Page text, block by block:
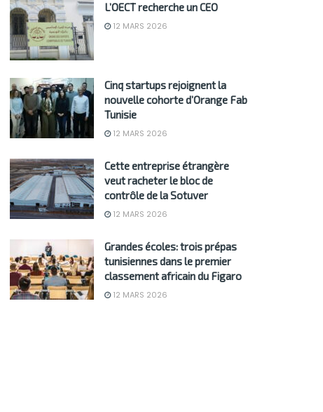
L’OECT recherche un CEO
12 MARS 2026
Cinq startups rejoignent la
nouvelle cohorte d’Orange Fab
Tunisie
12 MARS 2026
Cette entreprise étrangère
veut racheter le bloc de
contrôle de la Sotuver
12 MARS 2026
Grandes écoles: trois prépas
tunisiennes dans le premier
classement africain du Figaro
12 MARS 2026